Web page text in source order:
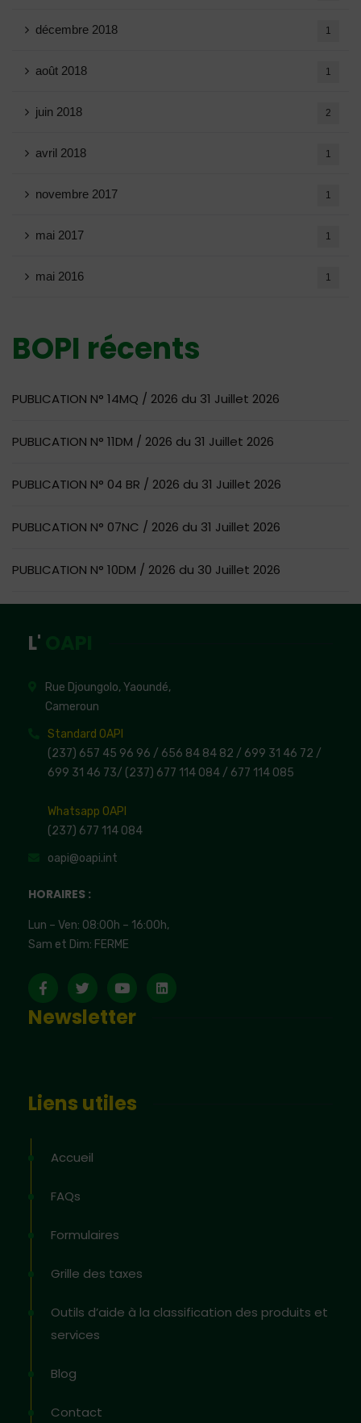
décembre 2018 1
août 2018 1
juin 2018 2
avril 2018 1
novembre 2017 1
mai 2017 1
mai 2016 1
BOPI récents
PUBLICATION N° 14MQ / 2026 du 31 Juillet 2026
PUBLICATION N° 11DM / 2026 du 31 Juillet 2026
PUBLICATION N° 04 BR / 2026 du 31 Juillet 2026
PUBLICATION N° 07NC / 2026 du 31 Juillet 2026
PUBLICATION N° 10DM / 2026 du 30 Juillet 2026
L'
Rue Djoungolo, Yaoundé,
Cameroun
Standard OAPI
(237) 657 45 96 96 / 656 84 84 82 / 699 31 46 72 /
699 31 46 73/ (237) 677 114 084 / 677 114 085
Whatsapp OAPI
(237) 677 114 084
oapi@oapi.int
HORAIRES :
Lun – Ven: 08:00h – 16:00h,
Sam et Dim: FERME
Newsletter
Liens utiles
Accueil
FAQs
Formulaires
Grille des taxes
Outils d’aide à la classification des produits et
services
Blog
Contact